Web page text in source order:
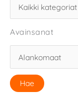
Avainsanat